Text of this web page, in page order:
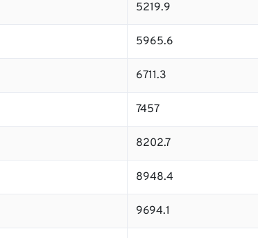
5219.9
5965.6
6711.3
7457
8202.7
8948.4
9694.1